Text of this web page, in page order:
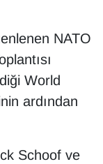
NATO
World
ardından
Schoof ve